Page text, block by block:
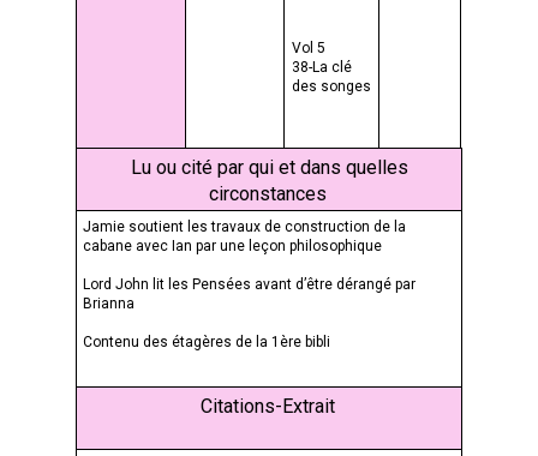
Vol 5
38-La clé
des songes
Lu ou cité par qui et dans quelles
circonstances
Citations-Extrait
Jamie soutient les travaux de construction de la
cabane avec Ian par une leçon philosophique
Lord John lit les Pensées avant d’être dérangé par
Brianna
Contenu des étagères de la 1ère bibli